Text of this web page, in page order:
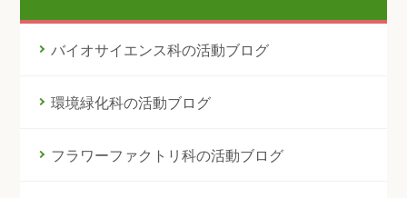
バイオサイエンス科の活動ブログ
環境緑化科の活動ブログ
フラワーファクトリ科の活動ブログ